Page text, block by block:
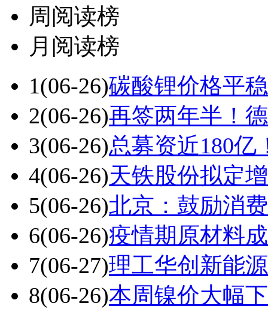
周阅读榜
月阅读榜
1(06-26)碳酸锂价格平
2(06-26)再签两年半！
3(06-26)总募资近180亿
4(06-26)天铁股份拟定
5(06-26)北京：鼓励消
6(06-26)疫情期原材料
7(06-27)理工华创新能
8(06-26)本周镍价大幅